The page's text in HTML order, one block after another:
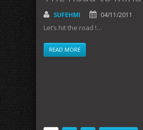
SUFEHMI 04/11/2011
Let’s hit the road !…
READ MORE